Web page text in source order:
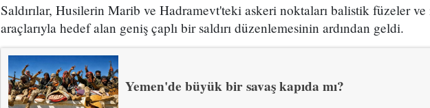
Saldırılar, Husilerin Marib ve Hadramevt'teki askeri noktaları balistik füzeler ve
araçlarıyla hedef alan geniş çaplı bir saldırı düzenlemesinin ardından geldi.
Yemen'de büyük bir savaş kapıda mı?